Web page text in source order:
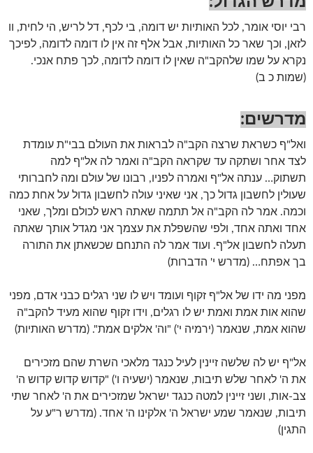
רבי יוסי אומר, לכל האותיות יש דומה, בי לכף, דל לריש, הי לחית, וו
לזאן, וכך שאר כל האותיות, אבל אלף זה אין לו דומה לדומה, לפיכך
נקרא על שמו שלהקב"ה שאין לו דומה לדומה, לכך פתח אנכי.
(שמות כ ב)
מדרשים:
ואל"ף כשראת שרצה הקב"ה לבראות את העולם בבי"ת עומדת
לצד אחר ושתקה עד שקראה הקב"ה ואמר לה אל"ף למה
תשתוק… ענתה אל"ף ואמרה לפניו, רבונו של עולם ומה לחברותי
שעולין לחשבון גדול כך, אני שאיני עולה לחשבון גדול על אחת כמה
וכמה. אמר לה הקב"ה אל תתמה שאתה ראש לכולם ומלך, שאני
אחד ואתה אחד, ולפי שהשפלת את עצמך אני מגדל אותך שאתה
תעלה לחשבון אל"ף. ועוד אמר לה התנחם שכשאתן את התורה
בך אפתח… (מדרש י' הדברות)
מפני מה ידו של אל"ף זקוף ועומד ויש לו שני רגלים כבני אדם, מפני
שהוא אות אמת ואמת יש לו רגלים, וידו זקוף שהוא מעיד להקב"ה
שהוא אמת, שנאמר (ירמיה י') "וה' אלקים אמת". (מדרש האותיות)
אל"ף יש לה שלשה זיינין לעיל כנגד מלאכי השרת שהם מזכירים
את ה' לאחר שלש תיבות, שנאמר (ישעיה ו') "קדוש קדוש קדוש ה'
צב-אות, ושני זיינין למטה כנגד ישראל שמזכירים את ה' לאחר שתי
תיבות, שנאמר שמע ישראל ה' אלקינו ה' אחד. (מדרש ר"ע על
התגין)